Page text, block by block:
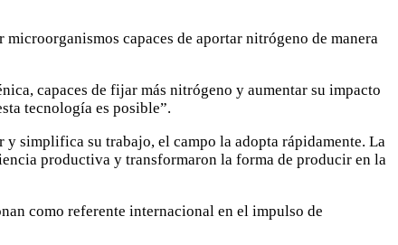
capaces de aportar nitrógeno de manera
capaces de fijar más nitrógeno y aumentar su impacto
tecnología es posible”.
simplifica su trabajo, el campo la adopta rápidamente. La
productiva y transformaron la forma de producir en la
como referente internacional en el impulso de